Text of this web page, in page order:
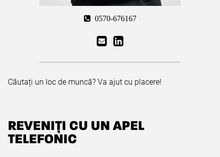
0570-676167
Căutați un loc de muncă? Va ajut cu placere!
REVENIȚI CU UN APEL
TELEFONIC